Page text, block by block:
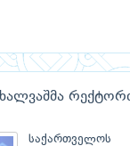
საქართველოს